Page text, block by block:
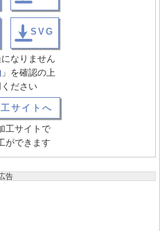
SVG
なりません
」を確認の上
ださい
サイトへ
工サイトで
ができます
告